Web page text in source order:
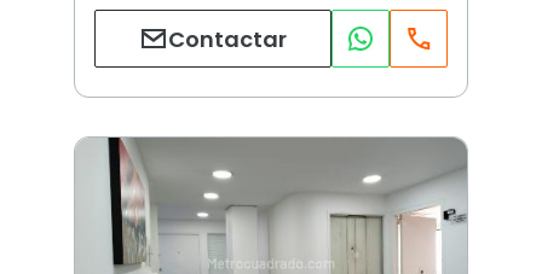
Contactar